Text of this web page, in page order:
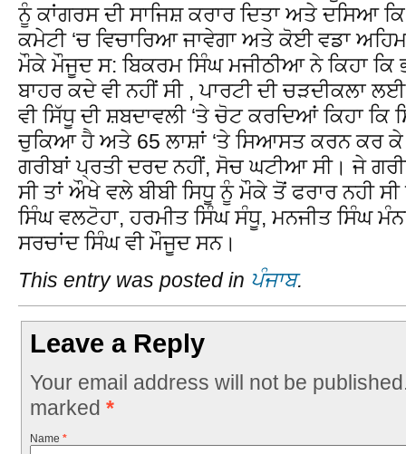
ਨੂੰ ਕਾਂਗਰਸ ਦੀ ਸਾਜਿਸ਼ ਕਰਾਰ ਦਿਤਾ ਅਤੇ ਦਸਿਆ
ਕਮੇਟੀ ‘ਚ ਵਿਚਾਰਿਆ ਜਾਵੇਗਾ ਅਤੇ ਕੋਈ ਵਡਾ
ਮੌਕੇ ਮੌਜੂਦ ਸ: ਬਿਕਰਮ ਸਿੰਘ ਮਜੀਠੀਆ ਨੇ ਕਿਹਾ ਕਿ
ਬਾਹਰ ਕਦੇ ਵੀ ਨਹੀਂ ਸੀ , ਪਾਰਟੀ ਦੀ ਚੜਦੀਕਲਾ
ਵੀ ਸਿੱਧੂ ਦੀ ਸ਼ਬਦਾਵਲੀ ‘ਤੇ ਚੋਟ ਕਰਦਿਆਂ ਕਿਹਾ ਕਿ
ਚੁਕਿਆ ਹੈ ਅਤੇ 65 ਲਾਸ਼ਾਂ ‘ਤੇ ਸਿਆਸਤ ਕਰਨ ਕਰ
ਗਰੀਬਾਂ ਪ੍ਰਤੀ ਦਰਦ ਨਹੀਂ, ਸੋਚ ਘਟੀਆ ਸੀ। ਜੇ
ਸੀ ਤਾਂ ਔਖੇ ਵਲੇ ਬੀਬੀ ਸਿਧੂ ਨੂੰ ਮੌਕੇ ਤੋਂ ਫਰਾਰ ਨਹੀ
ਸਿੰਘ ਵਲਟੋਹਾ, ਹਰਮੀਤ ਸਿੰਘ ਸੰਧੂ, ਮਨਜੀਤ ਸਿੰਘ
ਸਰਚਾਂਦ ਸਿੰਘ ਵੀ ਮੌਜੂਦ ਸਨ।
This entry was posted in ਪੰਜਾਬ.
Leave a Reply
Your email address will not be
marked *
Name *